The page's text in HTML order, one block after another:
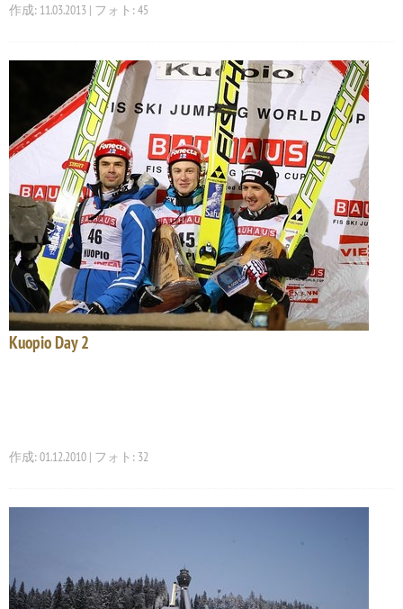
作成: 11.03.2013 | フォト: 45
Kuopio Day 2
作成: 01.12.2010 | フォト: 32